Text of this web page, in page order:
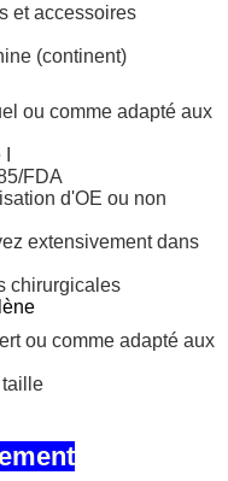
(continent)
adapté aux
d'OE ou non
dans
adapté aux